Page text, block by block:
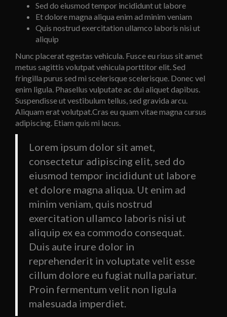
Sed do eiusmod tempor incididunt ut labore
Et dolore magna aliqua enim ad minim veniam
Quis nostrud exercitation ullamco laboris nisi ut
aliquip
Nunc placerat egestas vehicula. Fusce eu risus sit amet
metus sagittis volutpat vehicula porttitor elit. Sed
fringilla purus sed mi scelerisque scelerisque. Donec vel
enim ligula. Phasellus vulputate ac dui aliquet dapibus.
Suspendisse ut vestibulum tellus, sed gravida arcu.
Aliquam erat volutpat.Cras eu quam vitae magna cursus
adipiscing. Etiam quis mi lacus.
Lorem ipsum dolor sit amet,
consectetur adipiscing elit, sed do
eiusmod tempor incididunt ut labore
et dolore magna aliqua. Ut enim ad
minim veniam, quis nostrud
exercitation ullamco laboris nisi ut
aliquip ex ea commodo consequat.
Duis aute irure dolor in
reprehenderit in voluptate velit esse
cillum dolore eu fugiat nulla pariatur.
Proin fermentum velit non ligula
malesuada imperdiet.